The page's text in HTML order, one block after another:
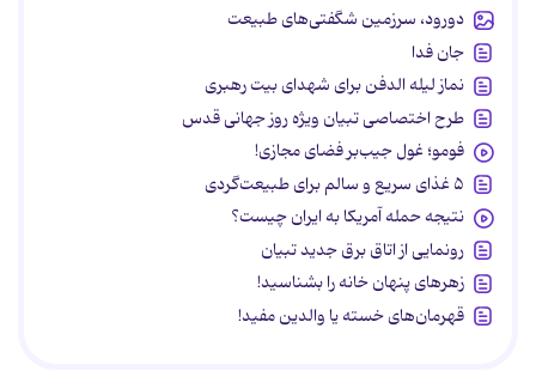
دورود، سرزمین شگفتی‌های طبیعت
جان فدا
نماز لیله الدفن برای شهدای بیت رهبری
طرح اختصاصی تبیان ویژه روز جهانی قدس
فومو؛ غول جیب‌بر فضای مجازی!
۵ غذای سریع و سالم برای طبیعت‌گردی
نتیجه حمله آمریکا به ایران چیست؟
رونمایی از اتاق برق جدید تبیان
زهرهای پنهان خانه را بشناسید!
قهرمان‌های خسته یا والدین مفید!